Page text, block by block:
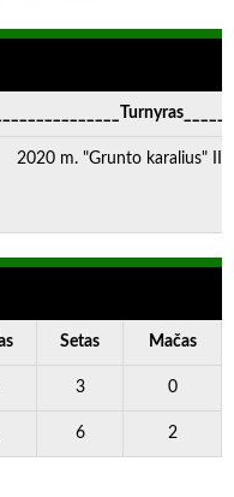
2020 m. "Grunto karalius" III
Setas Mačas
3 0
6 2